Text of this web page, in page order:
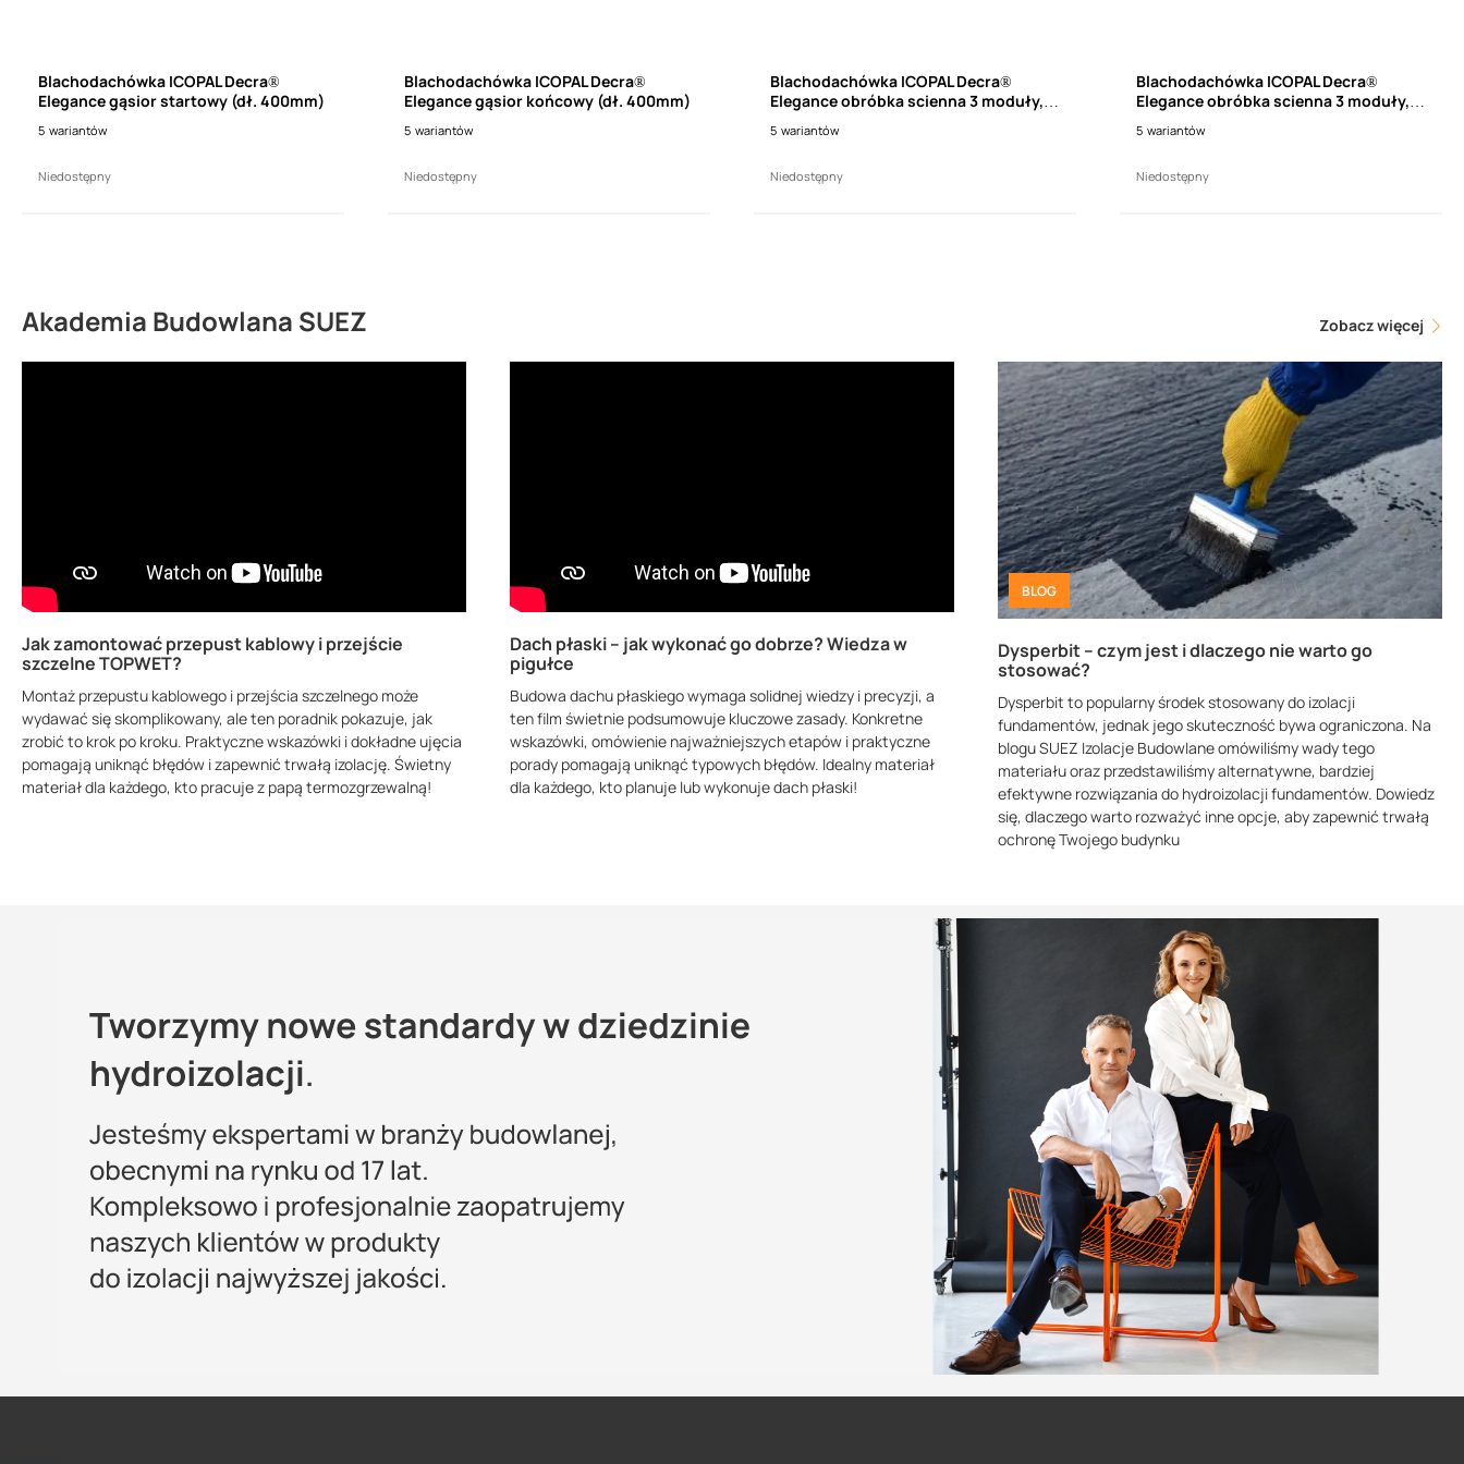
Blachodachówka ICOPAL Decra®
Elegance gąsior startowy (dł. 400mm)
5 wariantów
Niedostępny
Blachodachówka ICOPAL Decra®
Elegance gąsior końcowy (dł. 400mm)
5 wariantów
Niedostępny
Blachodachówka ICOPAL Decra®
Elegance obróbka scienna 3 moduły,
lewa (dł. 1110mm)
5 wariantów
Niedostępny
Blachodachówka ICOPAL Decra®
Elegance obróbka scienna 3 moduły,
prawa (dł. 1110mm)
5 wariantów
Niedostępny
Akademia Budowlana SUEZ Zobacz więcej
Jak zamontować przepust kablowy i przejście
szczelne TOPWET?
Montaż przepustu kablowego i przejścia szczelnego może
wydawać się skomplikowany, ale ten poradnik pokazuje, jak
zrobić to krok po kroku. Praktyczne wskazówki i dokładne ujęcia
pomagają uniknąć błędów i zapewnić trwałą izolację. Świetny
materiał dla każdego, kto pracuje z papą termozgrzewalną!
Dach płaski – jak wykonać go dobrze? Wiedza w
pigułce
Budowa dachu płaskiego wymaga solidnej wiedzy i precyzji, a
ten film świetnie podsumowuje kluczowe zasady. Konkretne
wskazówki, omówienie najważniejszych etapów i praktyczne
porady pomagają uniknąć typowych błędów. Idealny materiał
dla każdego, kto planuje lub wykonuje dach płaski!
BLOG
Dysperbit – czym jest i dlaczego nie warto go
stosować?
Dysperbit to popularny środek stosowany do izolacji
fundamentów, jednak jego skuteczność bywa ograniczona. Na
blogu SUEZ Izolacje Budowlane omówiliśmy wady tego
materiału oraz przedstawiliśmy alternatywne, bardziej
efektywne rozwiązania do hydroizolacji fundamentów. Dowiedz
się, dlaczego warto rozważyć inne opcje, aby zapewnić trwałą
ochronę Twojego budynku